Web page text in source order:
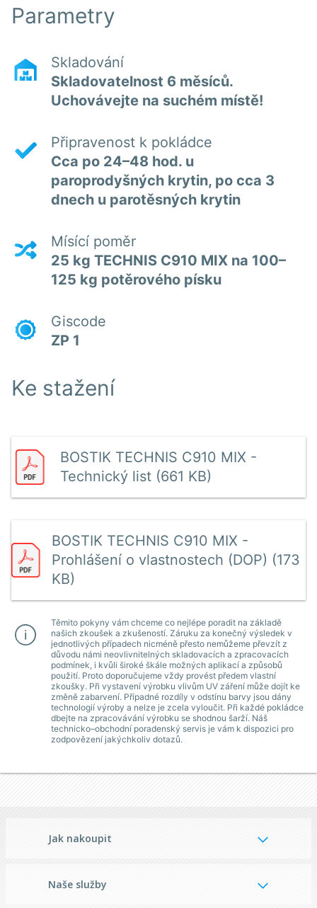
Parametry
Skladování
Skladovatelnost 6 měsíců.
Uchovávejte na suchém místě!
Připravenost k pokládce
Cca po 24–48 hod. u
paroprodyšných krytin, po cca 3
dnech u parotěsných krytin
Mísící poměr
25 kg TECHNIS C910 MIX na 100–
125 kg potěrového písku
Giscode
ZP 1
Ke stažení
BOSTIK TECHNIS C910 MIX -
Technický list (661 KB)
BOSTIK TECHNIS C910 MIX -
Prohlášení o vlastnostech (DOP) (173
KB)
Těmito pokyny vám chceme co nejlépe poradit na základě
našich zkoušek a zkušeností. Záruku za konečný výsledek v
jednotlivých případech nicméně přesto nemůžeme převzít z
důvodu námi neovlivnitelných skladovacích a zpracovacích
podmínek, i kvůli široké škále možných aplikací a způsobů
použití. Proto doporučujeme vždy provést předem vlastní
zkoušky. Při vystavení výrobku vlivům UV záření může dojít ke
změně zabarvení. Případné rozdíly v odstínu barvy jsou dány
technologií výroby a nelze je zcela vyloučit. Při každé pokládce
dbejte na zpracovávání výrobku se shodnou šarží. Náš
technicko–obchodní poradenský servis je vám k dispozici pro
zodpovězení jakýchkoliv dotazů.
Jak nakoupit
Naše služby